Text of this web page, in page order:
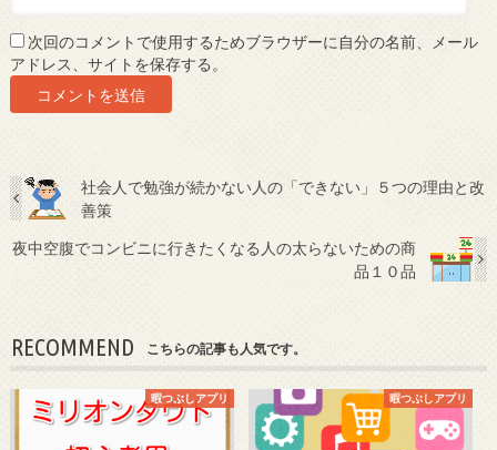
次回のコメントで使用するためブラウザーに自分の名前、メール
アドレス、サイトを保存する。
社会人で勉強が続かない人の「できない」５つの理由と改
善策
夜中空腹でコンビニに行きたくなる人の太らないための商
品１０品
RECOMMEND こちらの記事も人気です。
暇つぶしアプリ 暇つぶしアプリ